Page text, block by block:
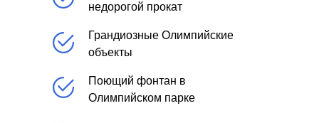
недорогой прокат
Грандиозные Олимпийские
объекты
Поющий фонтан в
Олимпийском парке